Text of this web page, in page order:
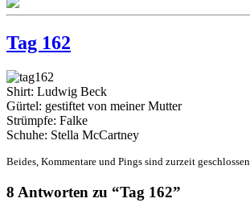
Tag 162
Shirt: Ludwig Beck
Gürtel: gestiftet von meiner Mutter
Strümpfe: Falke
Schuhe: Stella McCartney
Beides, Kommentare und Pings sind zurzeit geschlossen.
8 Antworten zu “Tag 162”